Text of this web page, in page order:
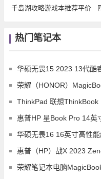
千岛湖攻略游戏本推荐平价
热门笔记本
华硕无畏15 2023 13代酷
荣耀（HONOR）
ThinkPad 联想ThinkBook
惠普HP 星Book Pro 14英
华硕无畏16 16英寸高性
惠普（HP）战X 2023
荣耀笔记本电脑